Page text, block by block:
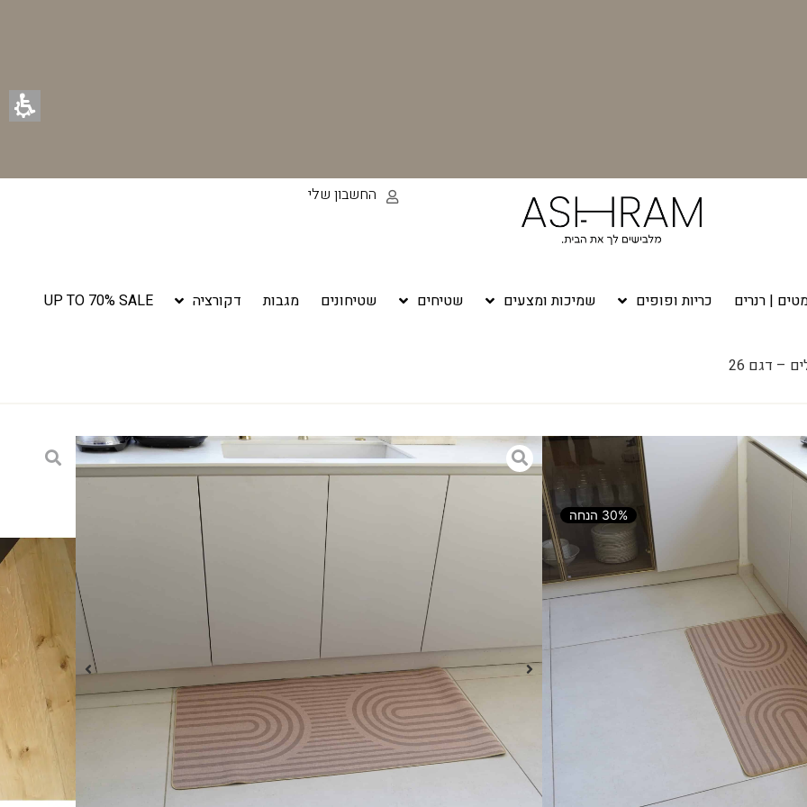
החשבון שלי
| רנרים כריות ופופים שמיכות ומצעים שטיחים שטיחונים מגבות דקורציה UP TO 70% SALE
– דגם 26
נוזלים – דגם 26
30% הנחה
פריט נבחר באהבה כדי להפוך כל
בעיצוב מודרני ונקי שמכניס חמימות,
אלא פריט עיצובי שמוסיף
הבית.